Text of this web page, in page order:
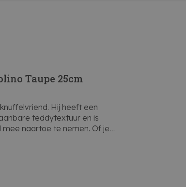
Taupe 25cm
Hij heeft een
teddytextuur en is
naartoe te nemen. Of je
deze beer steelt ieders hart.